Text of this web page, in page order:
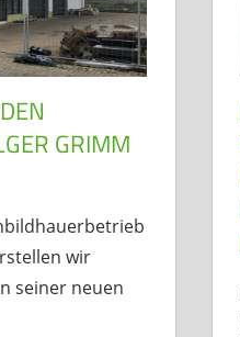
GRIMM
wir
seiner neuen